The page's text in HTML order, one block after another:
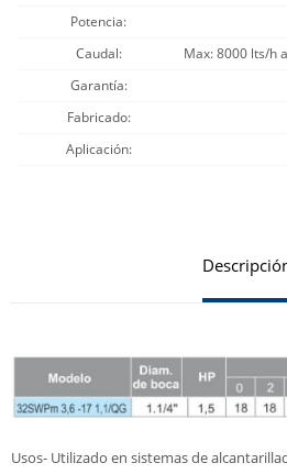
Potencia
Caudal
Max: 8000 lts/h
Garantía
Fabricado
Aplicación
Usos- Utilizado en sistemas de